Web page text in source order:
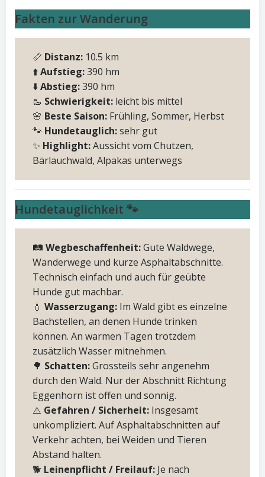
Fakten zur Wanderung
📏 Distanz: 10.5 km
⬆️Aufstieg:390 hm
⬇️Abstieg:390 hm
🥾 Schwierigkeit: leicht bis mittel
🌸 Beste Saison: Frühling, Sommer, Herbst
🐾 Hundetauglich:sehr gut
✨ Highlight:Aussicht vom Chutzen,
Bärlauchwald, Alpakas unterwegs
Hundetauglichkeit 🐾
🛤️ Wegbeschaffenheit:Gute Waldwege,
Wanderwege und kurze Asphaltabschnitte.
Technisch einfach und auch für geübte
Hunde gut machbar.
💧 Wasserzugang: Im Wald gibt es einzelne
Bachstellen, an denen Hunde trinken
können. An warmen Tagen trotzdem
zusätzlich Wasser mitnehmen.
🌳 Schatten:Grossteils sehr angenehm
durch den Wald. Nur der Abschnitt Richtung
Eggenhorn ist offen und sonnig.
⚠️ Gefahren / Sicherheit: Insgesamt
unkompliziert. Auf Asphaltabschnitten auf
Verkehr achten, bei Weiden und Tieren
Abstand halten.
🐕 Leinenpflicht / Freilauf: Je nach